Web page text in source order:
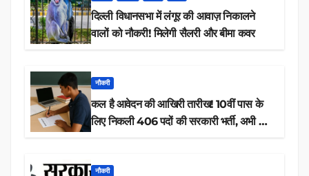
दिल्ली विधानसभा में लंगूर की आवाज़ निकालने
वालों को नौकरी! मिलेगी सैलरी और बीमा कवर
नौकरी
कल है आवेदन की आखिरी तारीख! 10वीं पास के
लिए निकली 406 पदों की सरकारी भर्ती, अभी करें
नौकरी